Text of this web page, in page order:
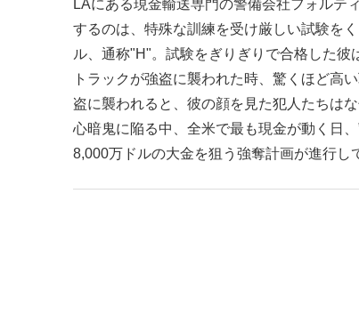
LAにある現金輸送専門の警備会社フォルテ
するのは、特殊な訓練を受け厳しい試験を
ル、通称"H"。試験をぎりぎりで合格した
トラックが強盗に襲われた時、驚くほど高
盗に襲われると、彼の顔を見た犯人たちは
心暗鬼に陥る中、全米で最も現金が動く日
8,000万ドルの大金を狙う強奪計画が進行し